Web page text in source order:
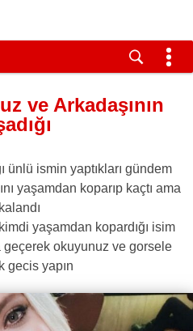
ve Arkadaşının
ünlü ismin yaptıkları gündem
yaşamdan koparıp kaçtı ama
yaşamdan kopardığı isim
geçerek okuyunuz ve gorsele
gecis yapın